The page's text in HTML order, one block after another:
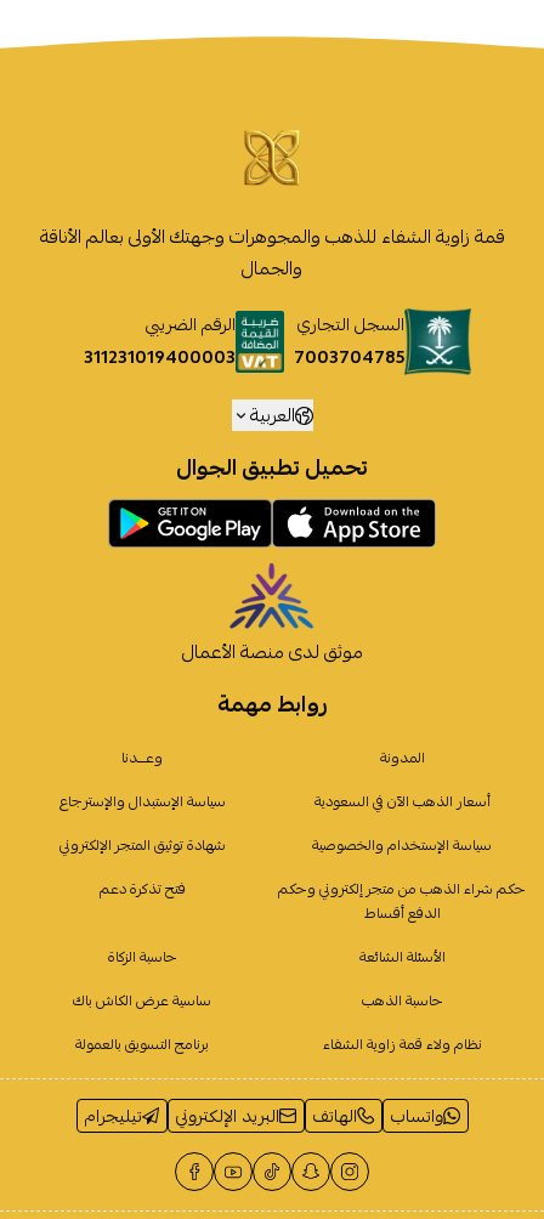
روابط مهمة
المدونة
وعـــدنا
أسعار الذهب الآن في السعودية
سياسة الإستبدال والإسترجاع
سياسة الإستخدام والخصوصية
شهادة توثيق المتجر الإلكتروني
حكم شراء الذهب من متجر إلكتروني وحكم
الدفع أقساط
فتح تذكرة دعم
الأسئلة الشائعة
حاسبة الزكاة
حاسبة الذهب
ساسية عرض الكاش باك
نظام ولاء قمة زاوية الشفاء
برنامج التسويق بالعمولة
قمة زاوية الشفاء للذهب والمجوهرات وجهتك الأولى بعالم الأناقة
والجمال
السجل التجاري
7003704785
الرقم الضريبي
311231019400003
العربية
تحميل تطبيق الجوال
موثق لدى منصة الأعمال
واتساب الهاتف البريد الإلكتروني تيليجرام